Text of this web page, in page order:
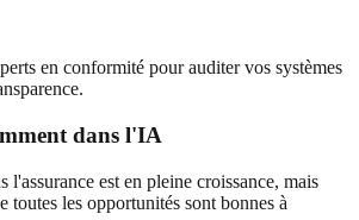
en conformité pour auditer vos systèmes
dans l'IA
l'assurance est en pleine croissance, mais
toutes les opportunités sont bonnes à